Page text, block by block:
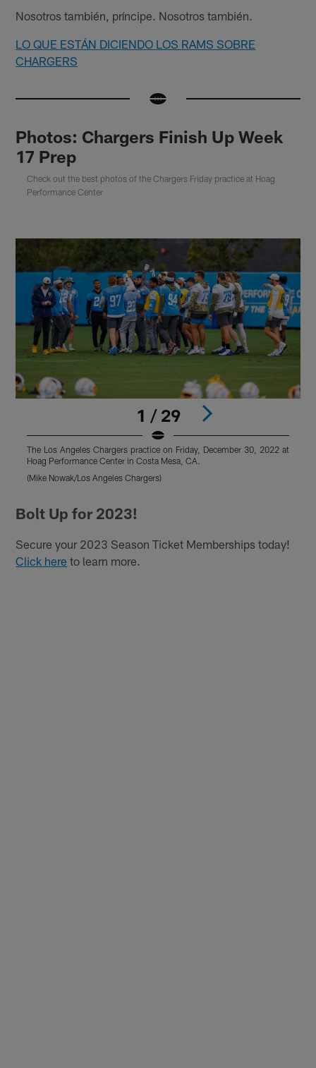
Nosotros también, príncipe. Nosotros también.
LO QUE ESTÁN DICIENDO LOS RAMS SOBRE
CHARGERS
Photos: Chargers Finish Up Week
17 Prep
Check out the best photos of the Chargers Friday practice at Hoag
Performance Center
1 / 29
The Los Angeles Chargers practice on Friday, December 30, 2022 at
Hoag Performance Center in Costa Mesa, CA.
(Mike Nowak/Los Angeles Chargers)
Bolt Up for 2023!
Secure your 2023 Season Ticket Memberships today!
Click here to learn more.